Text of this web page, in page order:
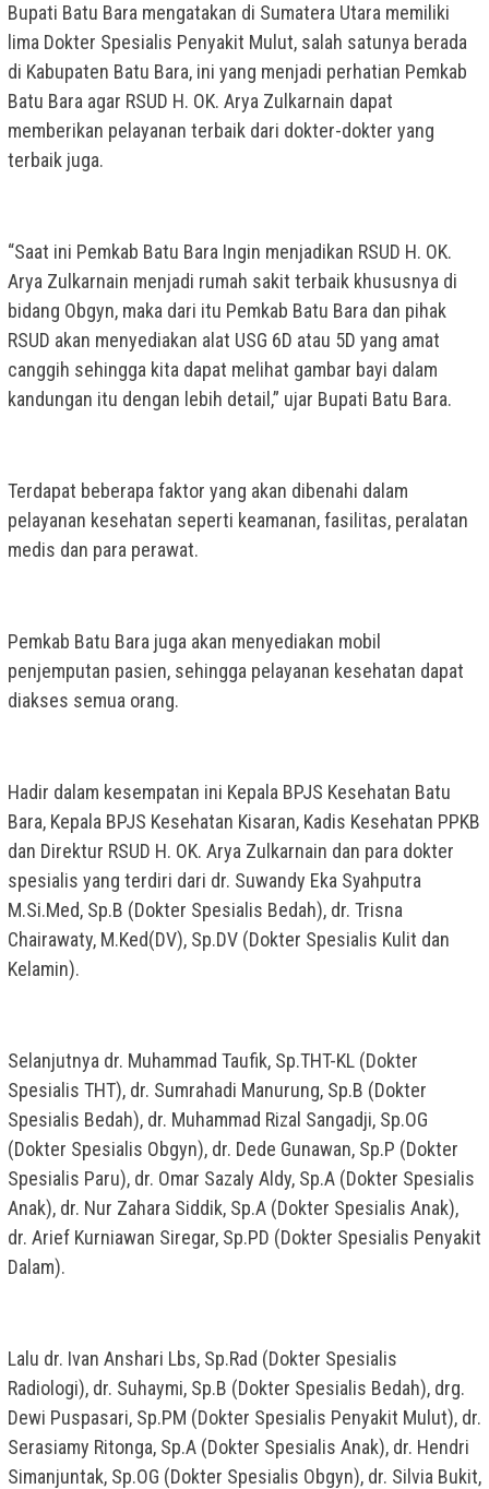
Bupati Batu Bara mengatakan di Sumatera Utara memiliki
lima Dokter Spesialis Penyakit Mulut, salah satunya berada
di Kabupaten Batu Bara, ini yang menjadi perhatian Pemkab
Batu Bara agar RSUD H. OK. Arya Zulkarnain dapat
memberikan pelayanan terbaik dari dokter-dokter yang
terbaik juga.
“Saat ini Pemkab Batu Bara Ingin menjadikan RSUD H. OK.
Arya Zulkarnain menjadi rumah sakit terbaik khususnya di
bidang Obgyn, maka dari itu Pemkab Batu Bara dan pihak
RSUD akan menyediakan alat USG 6D atau 5D yang amat
canggih sehingga kita dapat melihat gambar bayi dalam
kandungan itu dengan lebih detail,” ujar Bupati Batu Bara.
Terdapat beberapa faktor yang akan dibenahi dalam
pelayanan kesehatan seperti keamanan, fasilitas, peralatan
medis dan para perawat.
Pemkab Batu Bara juga akan menyediakan mobil
penjemputan pasien, sehingga pelayanan kesehatan dapat
diakses semua orang.
Hadir dalam kesempatan ini Kepala BPJS Kesehatan Batu
Bara, Kepala BPJS Kesehatan Kisaran, Kadis Kesehatan PPKB
dan Direktur RSUD H. OK. Arya Zulkarnain dan para dokter
spesialis yang terdiri dari dr. Suwandy Eka Syahputra
M.Si.Med, Sp.B (Dokter Spesialis Bedah), dr. Trisna
Chairawaty, M.Ked(DV), Sp.DV (Dokter Spesialis Kulit dan
Kelamin).
Selanjutnya dr. Muhammad Taufik, Sp.THT-KL (Dokter
Spesialis THT), dr. Sumrahadi Manurung, Sp.B (Dokter
Spesialis Bedah), dr. Muhammad Rizal Sangadji, Sp.OG
(Dokter Spesialis Obgyn), dr. Dede Gunawan, Sp.P (Dokter
Spesialis Paru), dr. Omar Sazaly Aldy, Sp.A (Dokter Spesialis
Anak), dr. Nur Zahara Siddik, Sp.A (Dokter Spesialis Anak),
dr. Arief Kurniawan Siregar, Sp.PD (Dokter Spesialis Penyakit
Dalam).
Lalu dr. Ivan Anshari Lbs, Sp.Rad (Dokter Spesialis
Radiologi), dr. Suhaymi, Sp.B (Dokter Spesialis Bedah), drg.
Dewi Puspasari, Sp.PM (Dokter Spesialis Penyakit Mulut), dr.
Serasiamy Ritonga, Sp.A (Dokter Spesialis Anak), dr. Hendri
Simanjuntak, Sp.OG (Dokter Spesialis Obgyn), dr. Silvia Bukit,